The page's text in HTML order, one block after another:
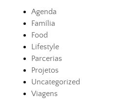
Agenda
Família
Food
Lifestyle
Parcerias
Projetos
Uncategorized
Viagens